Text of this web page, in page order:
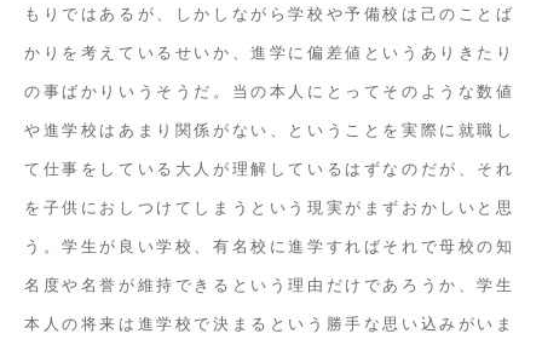
もりではあるが、しかしながら学校や予備校は己のことば
かりを考えているせいか、進学に偏差値というありきたり
の事ばかりいうそうだ。当の本人にとってそのような数値
や進学校はあまり関係がない、ということを実際に就職し
て仕事をしている大人が理解しているはずなのだが、それ
を子供におしつけてしまうという現実がまずおかしいと思
う。学生が良い学校、有名校に進学すればそれで母校の知
名度や名誉が維持できるという理由だけであろうか、学生
本人の将来は進学校で決まるという勝手な思い込みがいま